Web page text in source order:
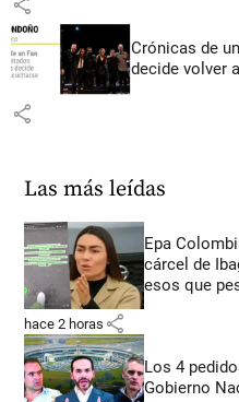
Crónicas de
decide volver
share
Las más leídas
Epa
cárcel de
esos que
hace 2 horas share
Los 4
Gobierno